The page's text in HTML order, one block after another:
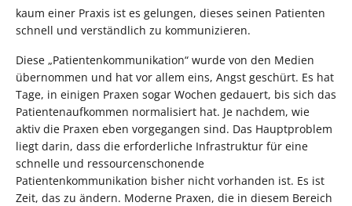
kaum einer Praxis ist es gelungen, dieses seinen Patienten
schnell und verständlich zu kommunizieren.
Diese „Patientenkommunikation“ wurde von den Medien
übernommen und hat vor allem eins, Angst geschürt. Es hat
Tage, in einigen Praxen sogar Wochen gedauert, bis sich das
Patientenaufkommen normalisiert hat. Je nachdem, wie
aktiv die Praxen eben vorgegangen sind. Das Hauptproblem
liegt darin, dass die erforderliche Infrastruktur für eine
schnelle und ressourcenschonende
Patientenkommunikation bisher nicht vorhanden ist. Es ist
Zeit, das zu ändern. Moderne Praxen, die in diesem Bereich